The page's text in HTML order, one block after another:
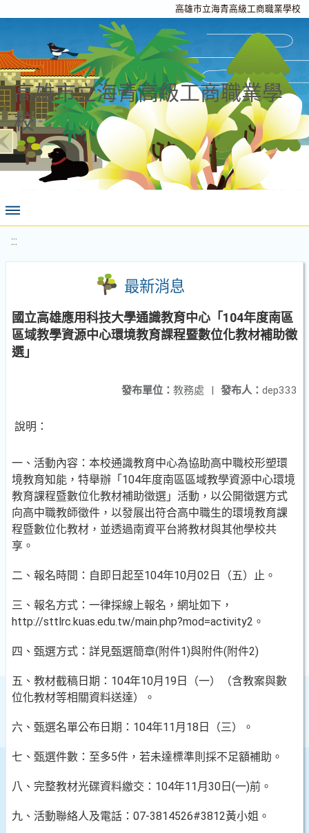
高雄市立海青高級工商職業學校
高雄市立海青高級工商職業學
校
:::
最新消息
國立高雄應用科技大學通識教育中心「104年度南區
區域教學資源中心環境教育課程暨數位化教材補助徵
選」
發布人： dep333
發布單位： 教務處 |
說明：
一、活動內容：本校通識教育中心為協助高中職校形塑環
境教育知能，特舉辦「104年度南區區域教學資源中心環境
教育課程暨數位化教材補助徵選」活動，以公開徵選方式
向高中職教師徵件，以發展出符合高中職生的環境教育課
程暨數位化教材，並透過南資平台將教材與其他學校共
享。
二、報名時間：自即日起至104年10月02日（五）止。
三、報名方式：一律採線上報名，網址如下，
http://sttlrc.kuas.edu.tw/main.php?mod=activity2。
四、甄選方式：詳見甄選簡章(附件1)與附件(附件2)
五、教材截稿日期：104年10月19日（一）（含教案與數
位化教材等相關資料送達）。
六、甄選名單公布日期：104年11月18日（三）。
七、甄選件數：至多5件，若未達標準則採不足額補助。
八、完整教材光碟資料繳交：104年11月30日(一)前。
九、活動聯絡人及電話：07-3814526#3812黃小姐。